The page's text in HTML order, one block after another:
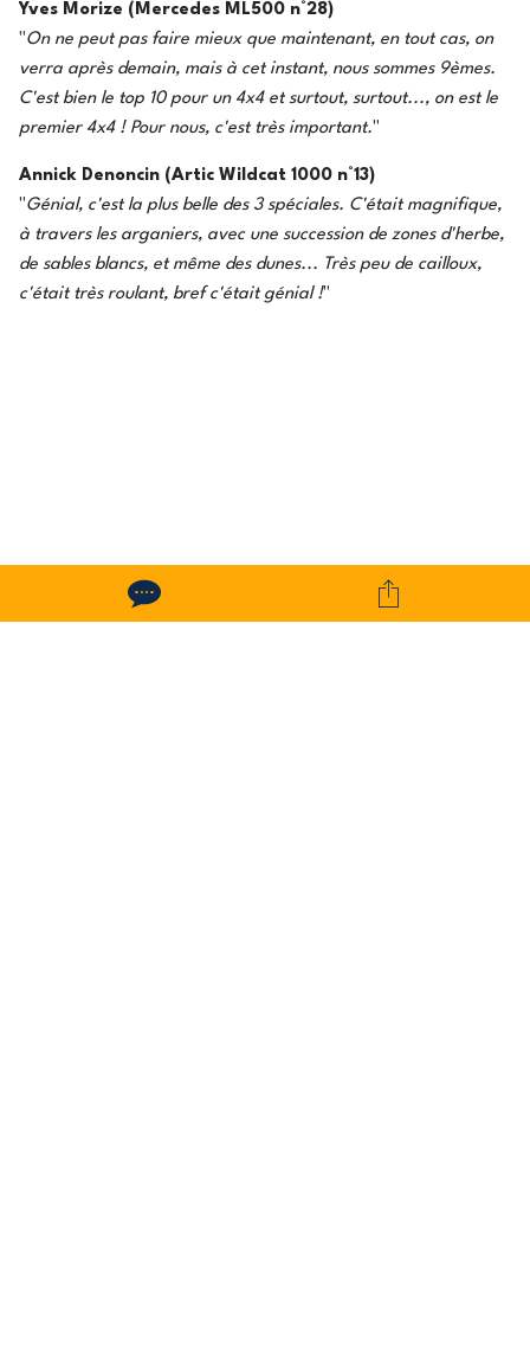
Yves Morize (Mercedes ML500 n°28)
"On ne peut pas faire mieux que maintenant, en tout cas, on
verra après demain, mais à cet instant, nous sommes 9èmes.
C'est bien le top 10 pour un 4x4 et surtout, surtout..., on est le
premier 4x4 ! Pour nous, c'est très important."
Annick Denoncin (Artic Wildcat 1000 n°13)
"Génial, c'est la plus belle des 3 spéciales. C'était magnifique,
à travers les arganiers, avec une succession de zones d'herbe,
de sables blancs, et même des dunes... Très peu de cailloux,
c'était très roulant, bref c'était génial !"